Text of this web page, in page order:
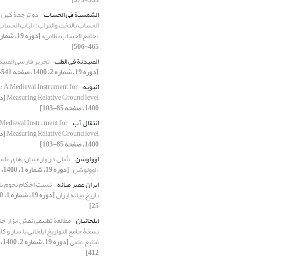
الشمسیة فی الحساب دو ترجمۀ
الحساب بالتخت والتراب: «لباب
«جامع الحساب نظامی»
465-506]
الصیدنة فی الطب تحریر فارسی
[دوره 19، شماره 2، 1400، صفحه 541-570]
انبوبه A Medieval Instrument for
Measuring Relative Ground level
1400، صفحه 85-103]
انتقال آب Instrument for
Measuring Relative Ground level
1400، صفحه 85-103]
اوولوشن تأملی در واژه‌سازی‌های
«اوولوشن»[دوره 19، شماره 1، 1400، صفحه 27-67]
ایران عصر میانه نسبت احکام نجوم
تاریخ میانه ایران
25]
ایلخانیان مطالعۀ تطبیقی نقش ابزار
نسخۀ جامع ‌التواریخ ایلخانی با ساز و
منابع علمی
412]